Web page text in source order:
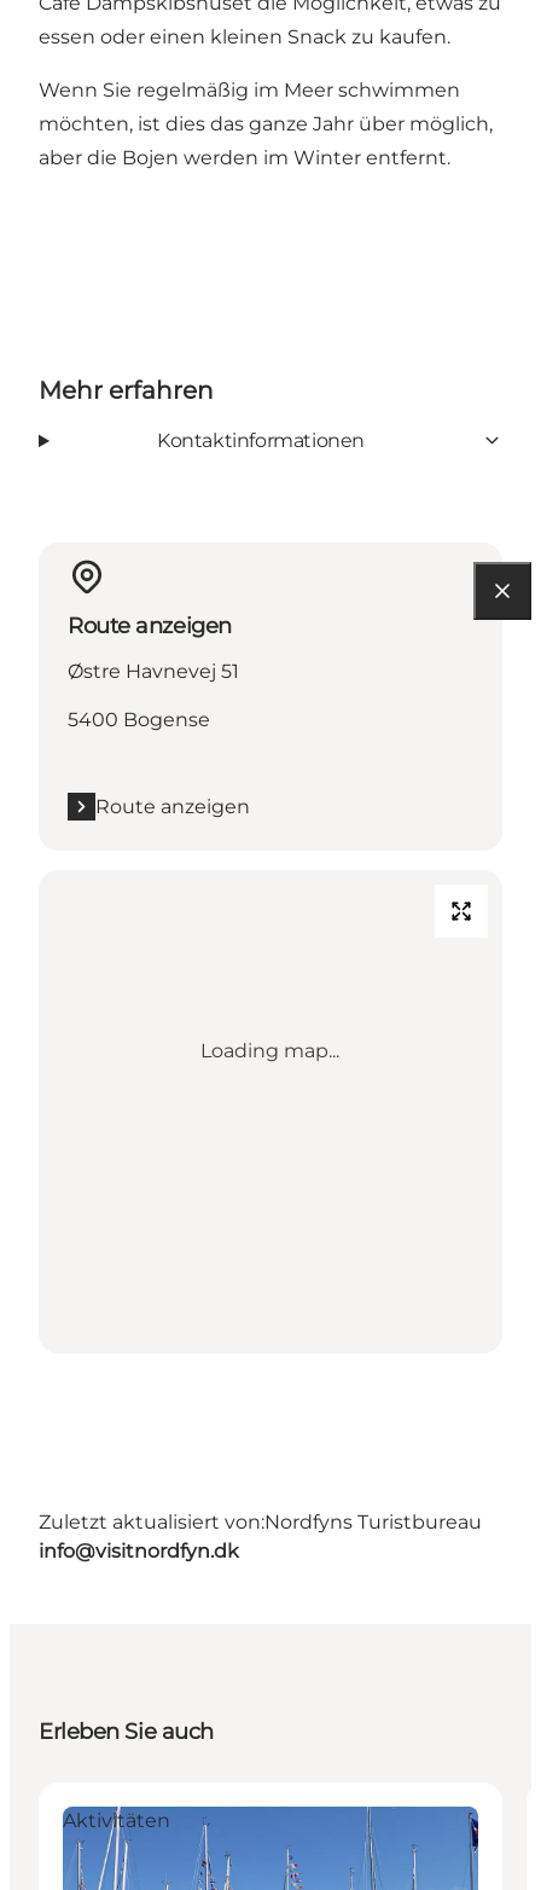
essen oder einen kleinen Snack zu kaufen.
Wenn Sie regelmäßig im Meer schwimmen
möchten, ist dies das ganze Jahr über möglich,
aber die Bojen werden im Winter entfernt.
Mehr erfahren
Kontaktinformationen
Route anzeigen
Østre Havnevej 51
5400 Bogense
Route anzeigen
Loading map...
Zuletzt aktualisiert von:Nordfyns Turistbureau
info@visitnordfyn.dk
Erleben Sie auch
Aktivitäten